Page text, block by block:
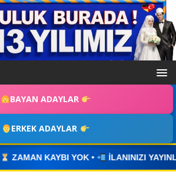
BAYAN ADAYLAR
ERKEK ADAYLAR
YAYINLAYIN • WHATSAPP ÜZERİNDEN